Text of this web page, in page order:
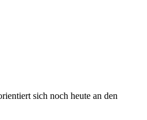
sich noch heute an den